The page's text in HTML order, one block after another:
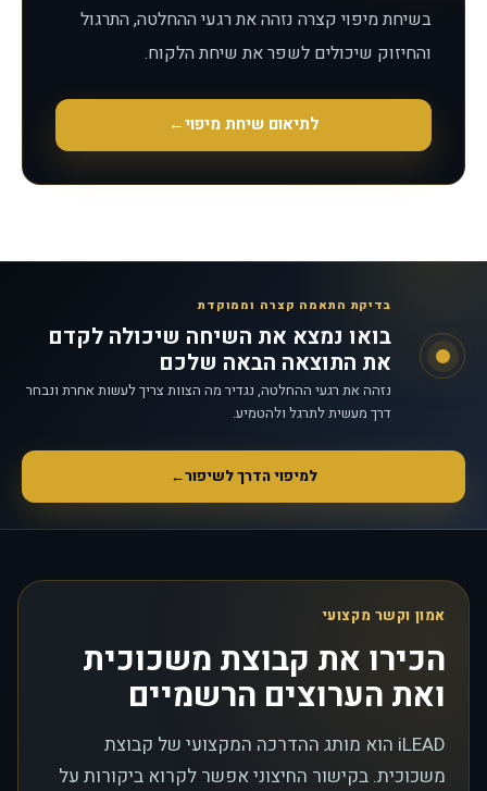
בשיחת מיפוי קצרה נזהה את רגעי ההחלטה, התרגול
והחיזוק שיכולים לשפר את שיחת הלקוח.
לתיאום שיחת מיפוי←
בדיקת התאמה קצרה וממוקדת
בואו נמצא את השיחה שיכולה לקדם
את התוצאה הבאה שלכם
נזהה את רגעי ההחלטה, נגדיר מה הצוות צריך לעשות אחרת ונבחר
דרך מעשית לתרגל ולהטמיע.
למיפוי הדרך לשיפור←
אמון וקשר מקצועי
הכירו את קבוצת משכוכית
ואת הערוצים הרשמיים
iLEAD הוא מותג ההדרכה המקצועי של קבוצת
משכוכית. בקישור החיצוני אפשר לקרוא ביקורות על